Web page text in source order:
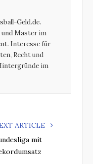
Geld.de.
Master im
Interesse für
Recht und
im
ARTICLE
mit